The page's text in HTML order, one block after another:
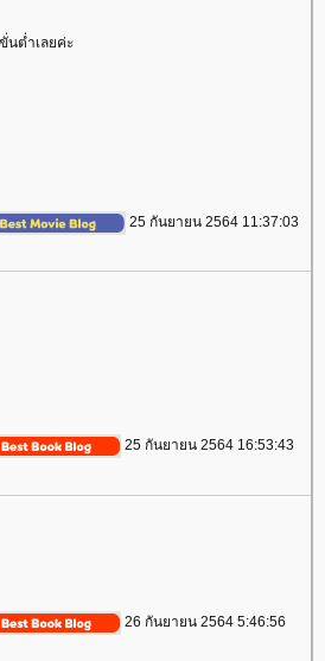
นต่ำเลยค่ะ
25 กันยายน 2564 11:37:03
25 กันยายน 2564 16:53:43
26 กันยายน 2564 5:46:56